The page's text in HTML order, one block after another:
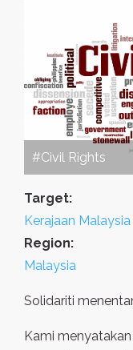
#Civil Rights
Target:
Kerajaan Malaysia
Region:
Malaysia
Solidariti
Kami